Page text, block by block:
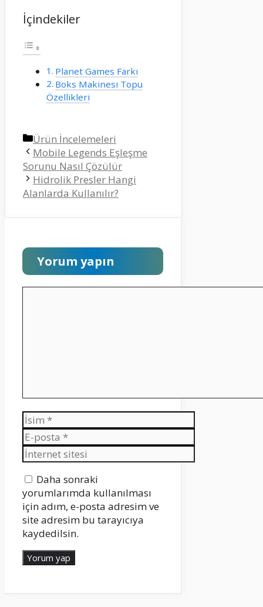
İçindekiler
Planet Games Farkı
Boks Makinesi Topu
Özellikleri
Kategoriler
Ürün İncelemeleri
Mobile Legends Eşleşme
Sorunu Nasıl Çözülür
Hidrolik Presler Hangi
Alanlarda Kullanılır?
Yorum yapın
İsim
E-
posta
İnternet
sitesi
Daha sonraki
yorumlarımda kullanılması
için adım, e-posta adresim ve
site adresim bu tarayıcıya
kaydedilsin.